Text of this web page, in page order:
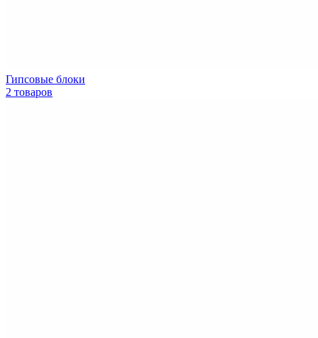
Гипсовые блоки
2 товаров